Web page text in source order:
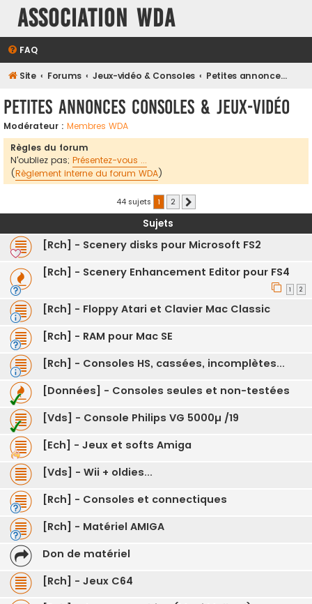
Association WDA
FAQ
Site Forums Jeux-vidéo & Consoles Petites annonces Consoles & Jeux-vidéo
Petites annonces Consoles & Jeux-vidéo
Modérateur : Membres WDA
Règles du forum
N'oubliez pas; Présentez-vous ...
(Règlement interne du forum WDA)
44 sujets 1 2
Sujets
[Rch] - Scenery disks pour Microsoft FS2
[Rch] - Scenery Enhancement Editor pour FS4
1 2
[Rch] - Floppy Atari et Clavier Mac Classic
[Rch] - RAM pour Mac SE
[Rch] - Consoles HS, cassées, incomplètes...
[Données] - Consoles seules et non-testées
[Vds] - Console Philips VG 5000µ /19
[Ech] - Jeux et softs Amiga
[Vds] - Wii + oldies...
[Rch] - Consoles et connectiques
[Rch] - Matériel AMIGA
Don de matériel
[Rch] - Jeux C64